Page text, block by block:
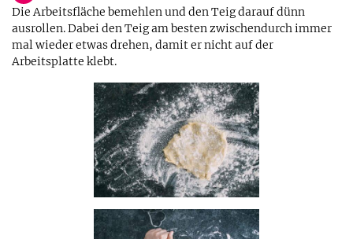
Die Arbeitsfläche bemehlen und den Teig darauf dünn
ausrollen. Dabei den Teig am besten zwischendurch immer
mal wieder etwas drehen, damit er nicht auf der
Arbeitsplatte klebt.